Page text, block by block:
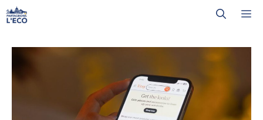
Aller
au